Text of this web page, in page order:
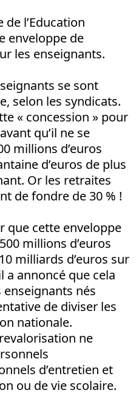
de l’Education
enveloppe de
les enseignants.
se sont
selon les syndicats.
« concession » pour
qu’il ne se
millions d’euros
d’euros de plus
Or les retraites
de fondre de 30 % !
que cette enveloppe
millions d’euros
milliards d’euros sur
a annoncé que cela
nés
de diviser les
nationale.
ne
d’entretien et
ou de vie scolaire.